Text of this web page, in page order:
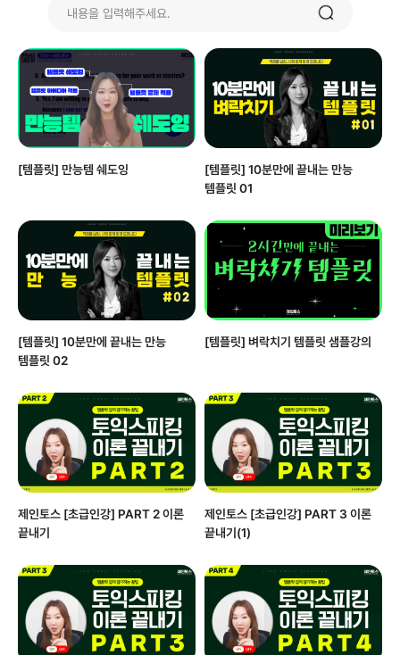
[템플릿] 만능템 쉐도잉
[템플릿] 10분만에 끝내는 만능
템플릿 01
[템플릿] 10분만에 끝내는 만능
템플릿 02
[템플릿] 벼락치기 템플릿 샘플강의
제인토스 [초급인강] PART 2 이론
끝내기
제인토스 [초급인강] PART 3 이론
끝내기(1)